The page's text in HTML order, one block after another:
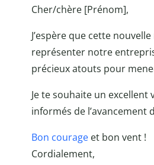
Cher/chère [Prénom],
J’espère que cette
représenter notre
précieux atouts pour
Je te souhaite un
informés de l’avancement
Bon courageet bon vent !
Cordialement,